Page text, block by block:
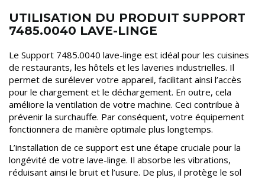
UTILISATION DU PRODUIT SUPPORT
7485.0040 LAVE-LINGE
Le Support 7485.0040 lave-linge est idéal pour les cuisines
de restaurants, les hôtels et les laveries industrielles. Il
permet de surélever votre appareil, facilitant ainsi l’accès
pour le chargement et le déchargement. En outre, cela
améliore la ventilation de votre machine. Ceci contribue à
prévenir la surchauffe. Par conséquent, votre équipement
fonctionnera de manière optimale plus longtemps.
L’installation de ce support est une étape cruciale pour la
longévité de votre lave-linge. Il absorbe les vibrations,
réduisant ainsi le bruit et l’usure. De plus, il protège le sol